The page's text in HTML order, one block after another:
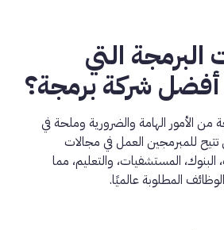
التي
شركة برمجة؟
من الأمور الهامة والضرورية وملحة في
للمبرمجين العمل في مجالات
البنوك، المستشفيات، والتعليم، مما
المطلوبة عالميًا.